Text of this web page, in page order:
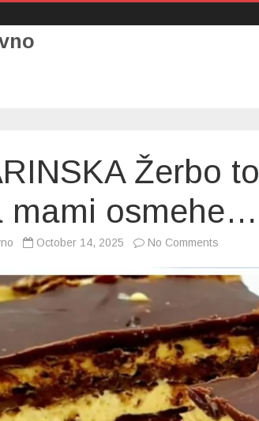
Žerbo
mami osmehe…
October 14, 2025 No Comments
torta:
Recept
koja
mami